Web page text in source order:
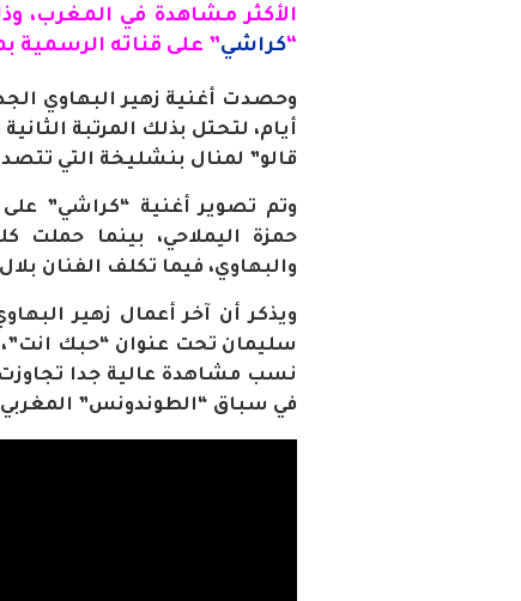
الأكثر مشاهدة في المغرب،
“كراشي” على قناته الرسمية
أيام، لتحتل بذلك المرتبة
قالو” لمنال بنشليخة التي
وتم تصوير أغنية “كراشي”
حمزة اليملاحي، بينما حملت
والبهاوي، فيما تكلف الفنان بلال
ويذكر أن آخر أعمال زهير
سليمان تحت عنوان “حبك انت”،
في سباق “الطوندونس” المغربي